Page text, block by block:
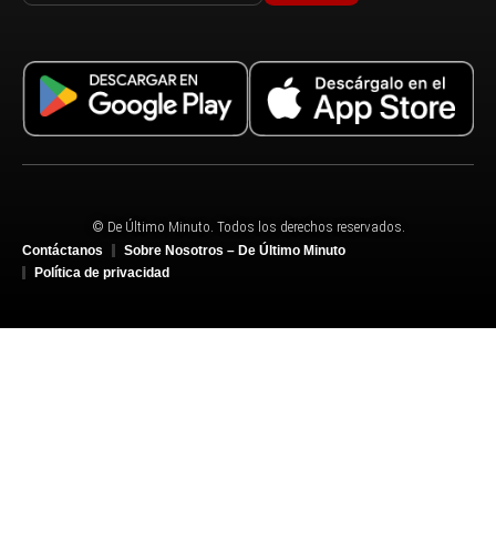
© De Último Minuto. Todos los derechos reservados.
Contáctanos
Sobre Nosotros – De Último Minuto
Política de privacidad